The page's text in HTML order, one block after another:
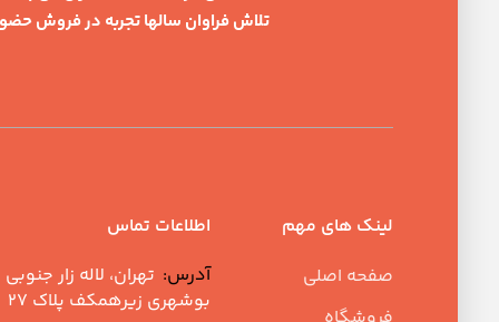
تلاش فراوان سالها تجربه در فروش
لینک های مهم
صفحه اصلی
اطلاعات تماس
آدرس: تهران، لاله زار
بوشهری زیرهمکف پلاک ۲۷